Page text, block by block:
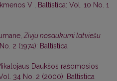
V
Baltistica: Vol. 10 No. 1
Zivju nosaukumi latviešu
2 (1974): Baltistica
Daukšos rašomosios
34 No. 2 (2000): Baltistica